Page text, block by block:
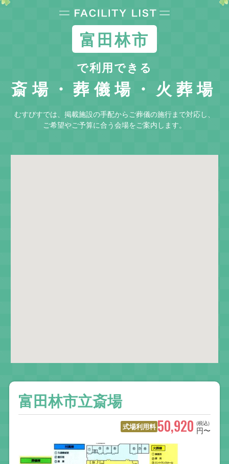
富田林市
で利用できる
斎場・葬儀場・火葬場
むすびすでは、掲載施設の手配からご葬儀の施行まで対応し、
ご希望やご予算に合う会場をご案内します。
富田林市立斎場
式場利用料 (税込)
50,920 円〜